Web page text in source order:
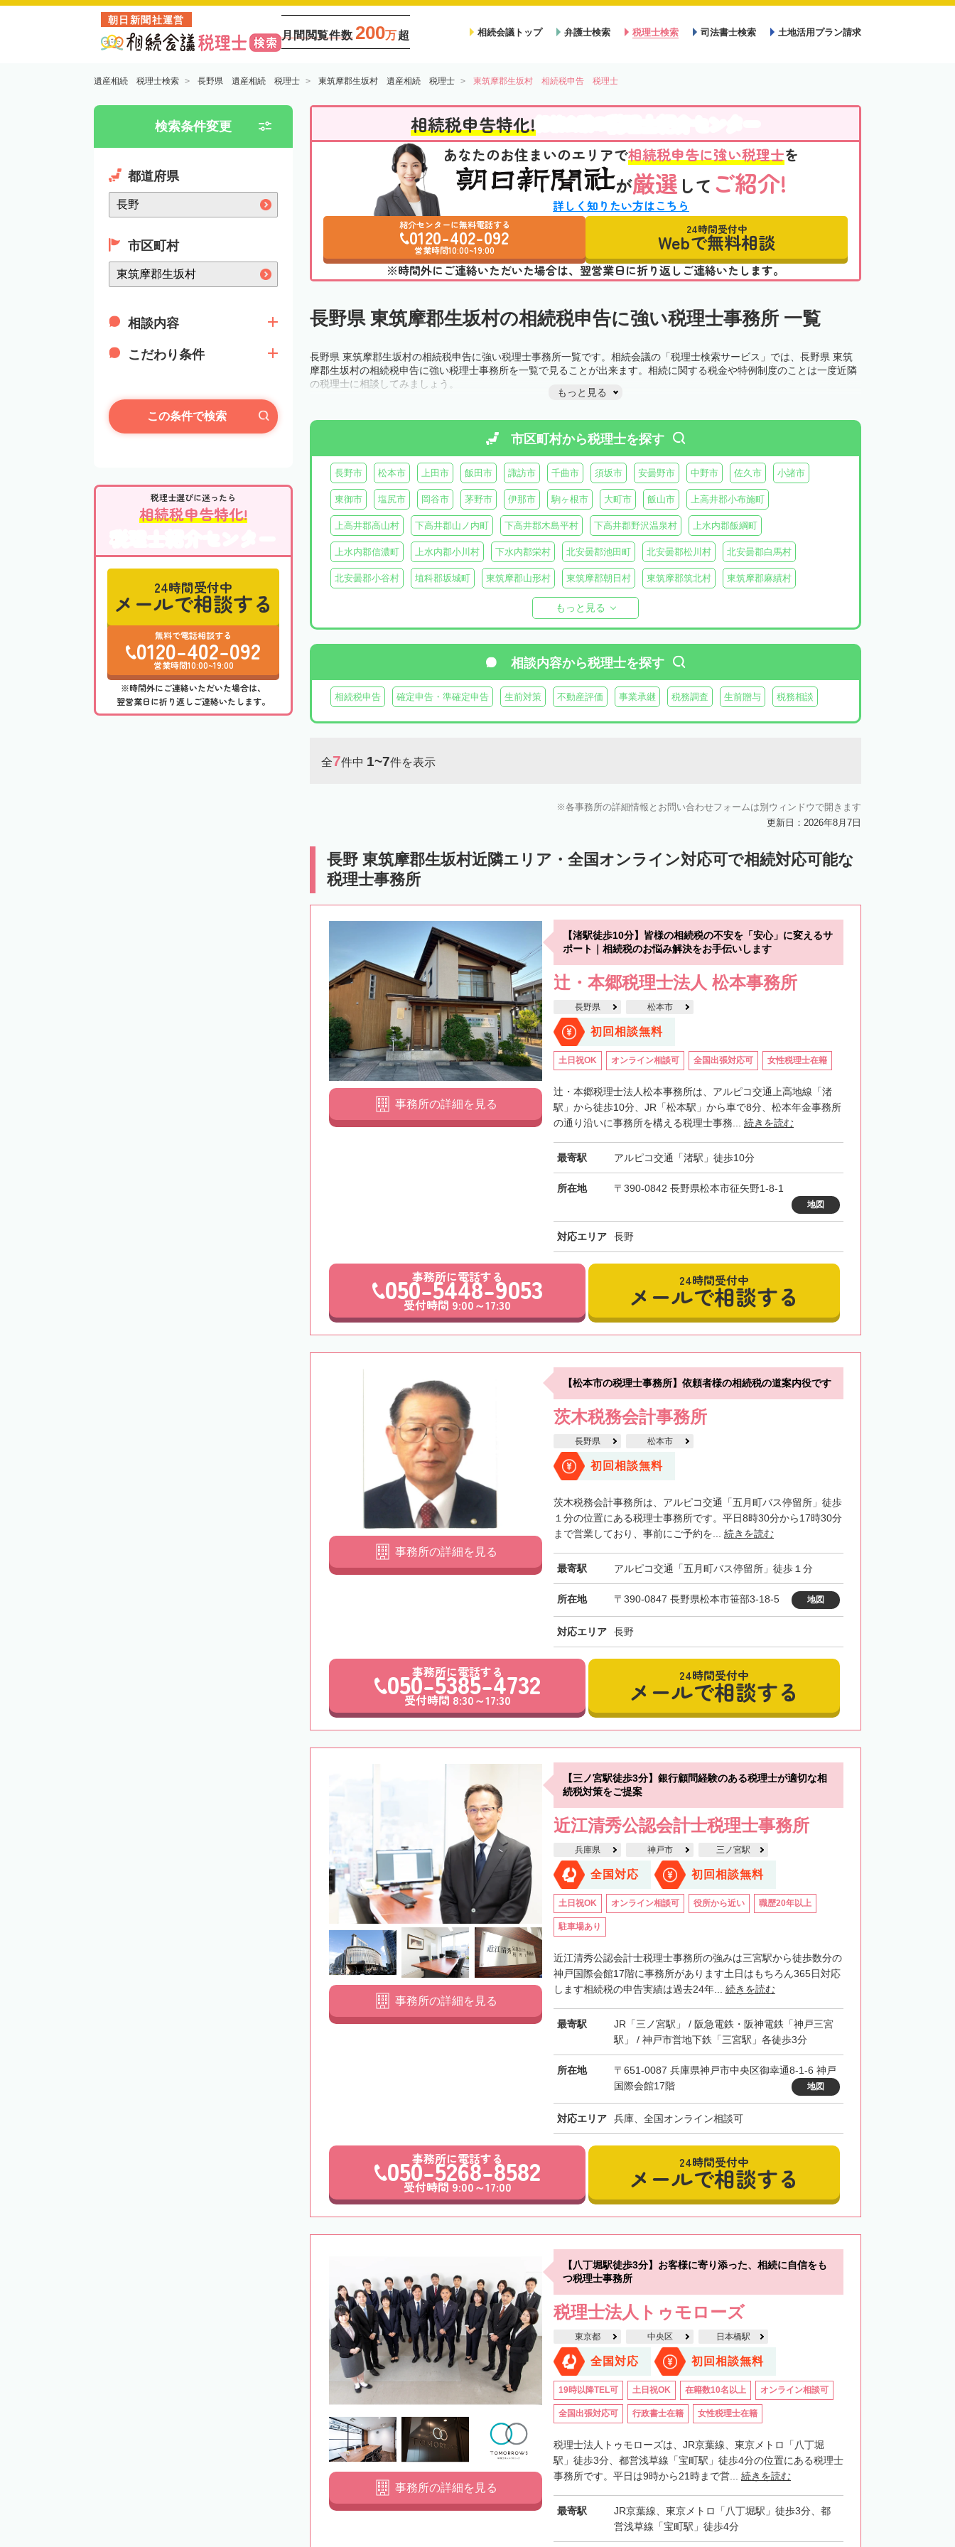
朝日新聞社運営
月間閲覧件数 200万超 相続会議トップ 弁護士検索 税理士検索 司法書士検索 土地活用プラン請求
遺産相続 税理士検索 長野県 遺産相続 税理士 東筑摩郡生坂村 遺産相続 税理士 東筑摩郡生坂村 相続税申告 税理士
検索条件変更
都道府県
市区町村
相談内容
こだわり条件
この条件で検索
税理士選びに迷ったら
相続税申告特化!
税理士紹介センター
24時間受付中
メールで相談する
無料で電話相談する
0120-402-092
営業時間10:00~19:00
※時間外にご連絡いただいた場合は、
翌営業日に折り返しご連絡いたします。
相続税申告特化!
あなたのお住まいのエリアで相続税申告に強い税理士を
が厳選 して ご紹介!
詳しく知りたい方はこちら
紹介センターに無料電話する
0120-402-092
営業時間10:00~19:00
24時間受付中
Webで無料相談
※時間外にご連絡いただいた場合は、翌営業日に折り返しご連絡いたします。
長野県 東筑摩郡生坂村の相続税申告に強い税理士事務所 一覧
長野県 東筑摩郡生坂村の相続税申告に強い税理士事務所一覧です。相続会議の「税理士検索サービス」では、長野県 東筑
摩郡生坂村の相続税申告に強い税理士事務所を一覧で見ることが出来ます。相続に関する税金や特例制度のことは一度近隣
の税理士に相談してみましょう。
もっと見る
市区町村から税理士を探す
長野市 松本市 上田市 飯田市 諏訪市 千曲市 須坂市 安曇野市 中野市 佐久市 小諸市
東御市 塩尻市 岡谷市 茅野市 伊那市 駒ヶ根市 大町市 飯山市 上高井郡小布施町
上高井郡高山村 下高井郡山ノ内町 下高井郡木島平村 下高井郡野沢温泉村 上水内郡飯綱町
上水内郡信濃町 上水内郡小川村 下水内郡栄村 北安曇郡池田町 北安曇郡松川村 北安曇郡白馬村
北安曇郡小谷村 埴科郡坂城町 東筑摩郡山形村 東筑摩郡朝日村 東筑摩郡筑北村 東筑摩郡麻績村
北佐久郡軽井沢町
南佐久郡佐久穂町 南佐久郡川上村 南佐久郡小海町 南佐久郡南牧村 南佐久郡南相木村 南佐久郡北相木村
諏訪郡原村 木曽郡木曽町 木曽郡上松町
木曽郡大桑村 木曽郡木祖村 木曽郡王滝村 上伊那郡箕輪町 上伊那郡辰野町 上伊那郡宮田村
上伊那郡南箕輪村 上伊那郡飯島町 上伊那郡中川村 下伊那郡高森町 下伊那郡松川町 下伊那郡豊丘村
下伊那郡大鹿村 下伊那郡根羽村
もっと見る
相談内容から税理士を探す
相続税申告 確定申告・準確定申告 生前対策 不動産評価 事業承継 税務調査 生前贈与 税務相談
全7件中 1~7件を表示
各事務所の詳細情報とお問い合わせフォームは別ウィンドウで開きます
更新日：2026年8月7日
長野 東筑摩郡生坂村近隣エリア・全国オンライン対応可で相続対応可能な
税理士事務所
【渚駅徒歩10分】皆様の相続税の不安を「安心」に変えるサ
ポート｜相続税のお悩み解決をお手伝いします
辻・本郷税理士法人 松本事務所
長野県 松本市
初回相談無料
土日祝OK オンライン相談可 全国出張対応可 女性税理士在籍
辻・本郷税理士法人松本事務所は、アルピコ交通上高地線「渚
駅」から徒歩10分、JR「松本駅」から車で8分、松本年金事務所
の通り沿いに事務所を構える税理士事務... 続きを読む
最寄駅 アルピコ交通「渚駅」徒歩10分
所在地 〒390-0842 長野県松本市征矢野1-8-1
地図
対応エリア 長野
事務所の詳細を見る
事務所に電話する
050-5448-9053
受付時間 9:00～17:30
24時間受付中
メールで相談する
【松本市の税理士事務所】依頼者様の相続税の道案内役です
茨木税務会計事務所
長野県 松本市
初回相談無料
茨木税務会計事務所は、アルピコ交通「五月町バス停留所」徒歩
１分の位置にある税理士事務所です。平日8時30分から17時30分
まで営業しており、事前にご予約を... 続きを読む
最寄駅 アルピコ交通「五月町バス停留所」徒歩１分
所在地 〒390-0847 長野県松本市笹部3-18-5 地図
対応エリア 長野
事務所の詳細を見る
事務所に電話する
050-5385-4732
受付時間 8:30～17:30
24時間受付中
メールで相談する
【三ノ宮駅徒歩3分】銀行顧問経験のある税理士が適切な相
続税対策をご提案
近江清秀公認会計士税理士事務所
兵庫県 神戸市 三ノ宮駅
全国対応 初回相談無料
土日祝OK オンライン相談可 役所から近い 職歴20年以上
駐車場あり
近江清秀公認会計士税理士事務所の強みは三宮駅から徒歩数分の
神戸国際会館17階に事務所があります土日はもちろん365日対応
します相続税の申告実績は過去24年... 続きを読む
最寄駅
JR「三ノ宮駅」 / 阪急電鉄・阪神電鉄「神戸三宮
駅」 / 神戸市営地下鉄「三宮駅」各徒歩3分
所在地
〒651-0087 兵庫県神戸市中央区御幸通8-1-6 神戸
国際会館17階
地図
対応エリア 兵庫、全国オンライン相談可
事務所の詳細を見る
事務所に電話する
050-5268-8582
受付時間 9:00～17:00
24時間受付中
メールで相談する
【八丁堀駅徒歩3分】お客様に寄り添った、相続に自信をも
つ税理士事務所
税理士法人トゥモローズ
東京都 中央区 日本橋駅
全国対応 初回相談無料
19時以降TEL可 土日祝OK 在籍数10名以上 オンライン相談可
全国出張対応可 行政書士在籍 女性税理士在籍
税理士法人トゥモローズは、JR京葉線、東京メトロ「八丁堀
駅」徒歩3分、都営浅草線「宝町駅」徒歩4分の位置にある税理士
事務所です。平日は9時から21時まで営... 続きを読む
最寄駅
JR京葉線、東京メトロ「八丁堀駅」徒歩3分、都
営浅草線「宝町駅」徒歩4分
事務所の詳細を見る